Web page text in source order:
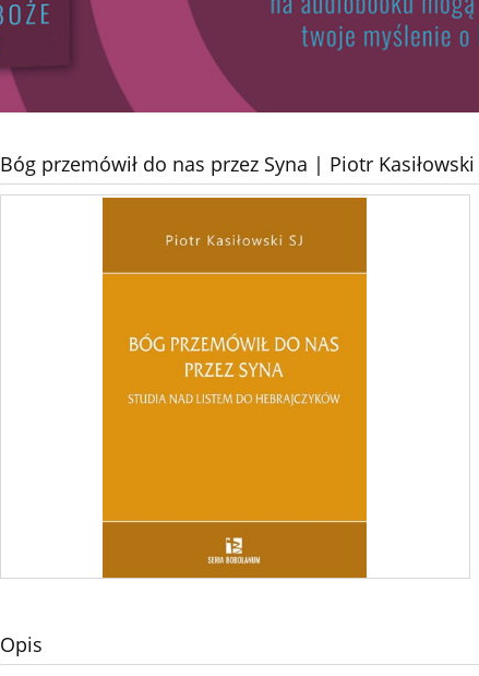
Bóg przemówił do nas przez Syna | Piotr Kasiłowski
Opis